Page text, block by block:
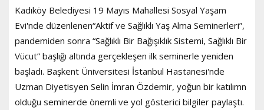
Kadıköy Belediyesi 19 Mayıs Mahallesi Sosyal Yaşam
Evi'nde düzenlenen“Aktif ve Sağlıklı Yaş Alma Seminerleri”,
pandemiden sonra “Sağlıklı Bir Bağışıklık Sistemi, Sağlıklı Bir
Vücut” başlığı altında gerçekleşen ilk seminerle yeniden
başladı. Başkent Üniversitesi İstanbul Hastanesi'nde
Uzman Diyetisyen Selin İmran Özdemir, yoğun bir katılımn
olduğu seminerde önemli ve yol gösterici bilgiler paylaştı.